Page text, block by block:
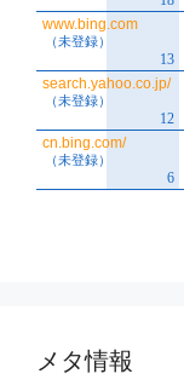
メタ情報